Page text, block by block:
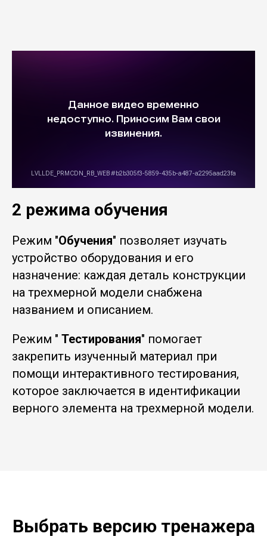
2 режима обучения
Режим "Обучения" позволяет изучать
устройство оборудования и его
назначение: каждая деталь конструкции
на трехмерной модели снабжена
названием и описанием.
Режим " Тестирования" помогает
закрепить изученный материал при
помощи интерактивного тестирования,
которое заключается в идентификации
верного элемента на трехмерной модели.
Выбрать версию тренажера